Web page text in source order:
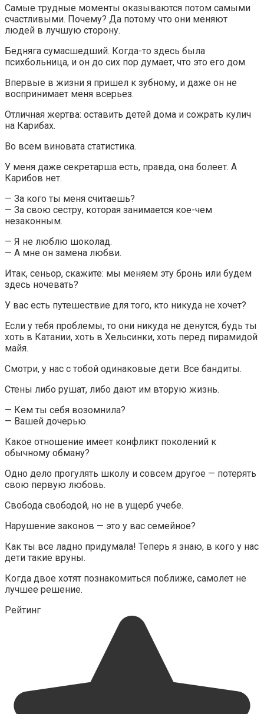
Самые трудные моменты оказываются потом самыми
счастливыми. Почему? Да потому что они меняют
людей в лучшую сторону.
Бедняга сумасшедший. Когда-то здесь была
психбольница, и он до сих пор думает, что это его дом.
Впервые в жизни я пришел к зубному, и даже он не
воспринимает меня всерьез.
Отличная жертва: оставить детей дома и сожрать кулич
на Карибах.
Во всем виновата статистика.
У меня даже секретарша есть, правда, она болеет. А
Карибов нет.
— За кого ты меня считаешь?
— За свою сестру, которая занимается кое-чем
незаконным.
— Я не люблю шоколад.
— А мне он замена любви.
Итак, сеньор, скажите: мы меняем эту бронь или будем
здесь ночевать?
У вас есть путешествие для того, кто никуда не хочет?
Если у тебя проблемы, то они никуда не денутся, будь ты
хоть в Катании, хоть в Хельсинки, хоть перед пирамидой
майя.
Смотри, у нас с тобой одинаковые дети. Все бандиты.
Стены либо рушат, либо дают им вторую жизнь.
— Кем ты себя возомнила?
— Вашей дочерью.
Какое отношение имеет конфликт поколений к
обычному обману?
Одно дело прогулять школу и совсем другое — потерять
свою первую любовь.
Свобода свободой, но не в ущерб учебе.
Нарушение законов — это у вас семейное?
Как ты все ладно придумала! Теперь я знаю, в кого у нас
дети такие вруны.
Когда двое хотят познакомиться поближе, самолет не
лучшее решение.
Рейтинг